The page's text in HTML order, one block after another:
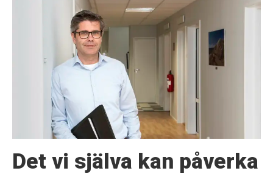
Det vi själva kan påverka